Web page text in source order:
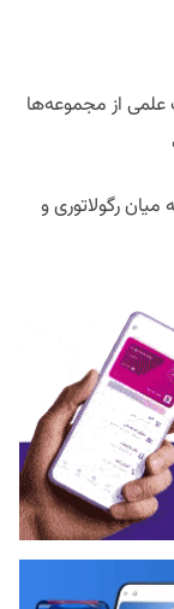
از مجموعه‌ها
رگولاتوری و